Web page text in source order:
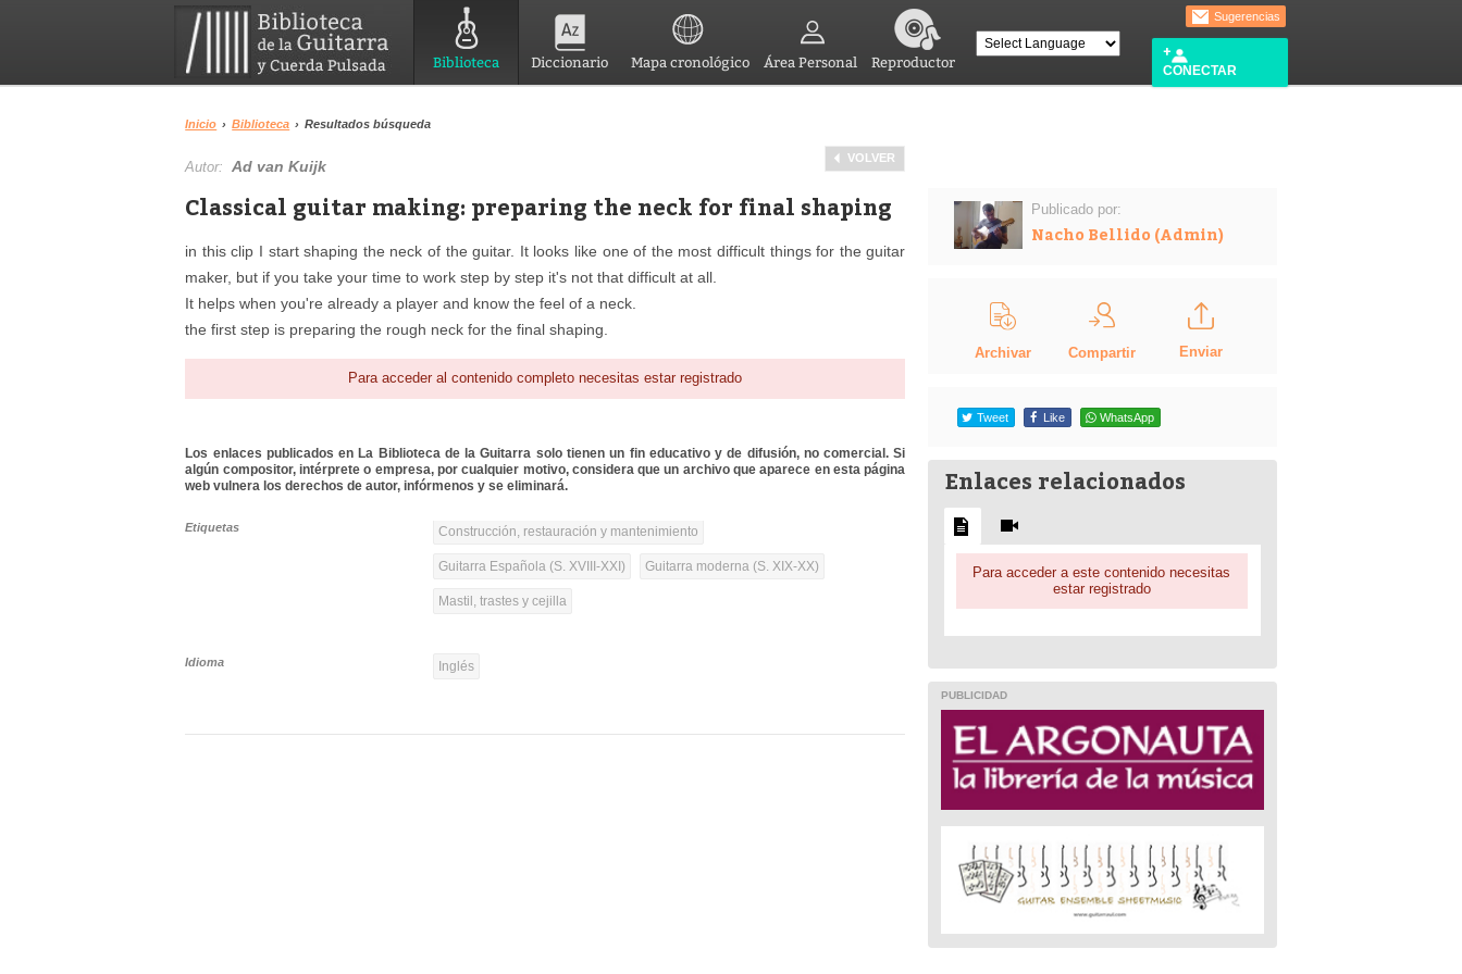
Biblioteca Diccionario Mapa cronológico Área Personal Reproductor
Sugerencias
CONECTAR
Inicio › Biblioteca › Resultados búsqueda
VOLVER
Autor:Ad van Kuijk
Classical guitar making: preparing the neck for final shaping
in this clip I start shaping the neck of the guitar. It looks like one of the most difficult things for the guitar
maker, but if you take your time to work step by step it's not that difficult at all.
It helps when you're already a player and know the feel of a neck.
the first step is preparing the rough neck for the final shaping.
Para acceder al contenido completo necesitas estar registrado
Los enlaces publicados en La Biblioteca de la Guitarra solo tienen un fin educativo y de difusión, no comercial. Si
algún compositor, intérprete o empresa, por cualquier motivo, considera que un archivo que aparece en esta página
web vulnera los derechos de autor, infórmenos y se eliminará.
Etiquetas Construcción, restauración y mantenimiento
Guitarra Española (S. XVIII-XXI) Guitarra moderna (S. XIX-XX)
Mastil, trastes y cejilla
Idioma Inglés
Publicado por:
Nacho Bellido (Admin)
Archivar Compartir Enviar
Tweet Like WhatsApp
Enlaces relacionados
Para acceder a este contenido necesitas
estar registrado
PUBLICIDAD